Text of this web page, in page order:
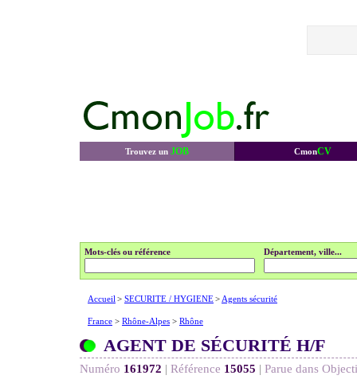
Trouvez un JOB CmonCV
Mots-clés ou référence Département, ville...
Accueil > SECURITE / HYGIENE> Agents sécurité
France > Rhône-Alpes > Rhône
AGENT DE SÉCURITÉ H/F
Numéro 161972 | Référence 15055 | Parue dans